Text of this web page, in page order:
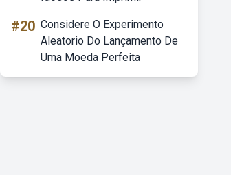
#20 Considere O Experimento
Aleatorio Do Lançamento De
Uma Moeda Perfeita